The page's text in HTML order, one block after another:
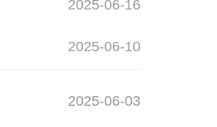
2025-06-16
2025-06-10
2025-06-03